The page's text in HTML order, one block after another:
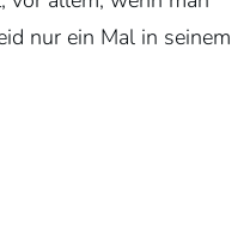
nur ein Mal in seinem